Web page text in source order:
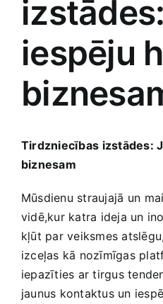
Gudrā māja
Mājsaimniecības
Mēbeles un interjers
iespēju
Tirdzniecības ⁤izstādes:
biznesam
Mūsdienu straujajā un
vidē,kur katra ideja un
kļūt par​ veiksmes
izceļas kā nozīmīgas
iepazīties ar ‌tirgus
jaunus kontaktus un